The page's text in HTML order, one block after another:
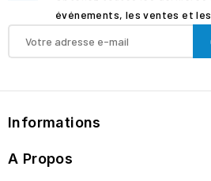
événements, les ventes et
Informations
A Propos